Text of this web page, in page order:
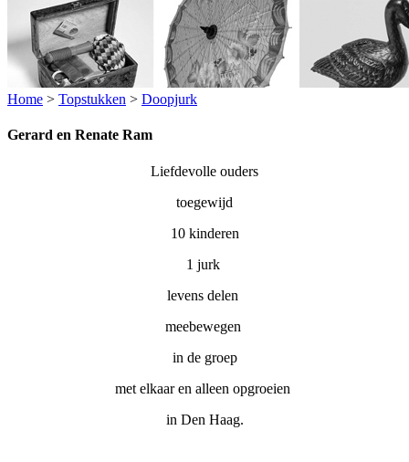
Home > Topstukken > Doopjurk
Gerard en Renate Ram
Liefdevolle ouders
toegewijd
10 kinderen
1 jurk
levens delen
meebewegen
in de groep
met elkaar en alleen opgroeien
in Den Haag.